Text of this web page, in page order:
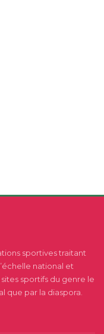
sportives traitant
national et
sportifs du genre le
que par la diaspora.